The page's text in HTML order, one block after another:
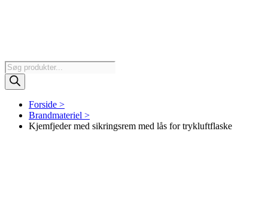
Products
search
Forside >
Brandmateriel >
Kjemfjeder med sikringsrem med lås for trykluftflaske